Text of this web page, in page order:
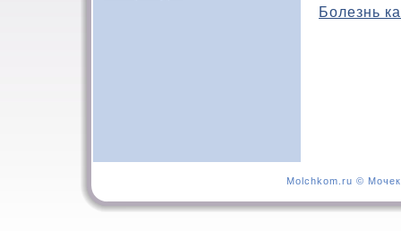
Болезнь
Molchkom.ru ©